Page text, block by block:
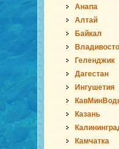
Анапа
Алтай
Байкал
Геленджик
Дагестан
Ингушетия
Казань
Камчатка